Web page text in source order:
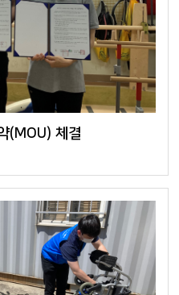
(MOU) 체결